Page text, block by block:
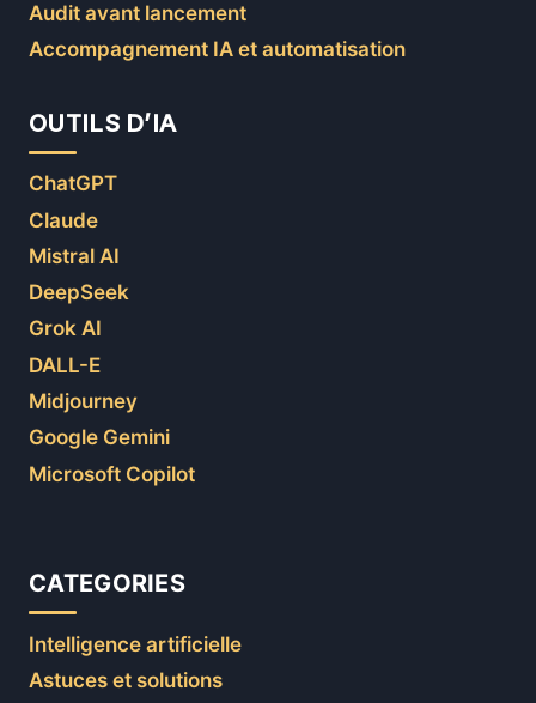
Audit avant lancement
Accompagnement IA et automatisation
OUTILS D’IA
ChatGPT
Claude
Mistral AI
DeepSeek
Grok AI
DALL-E
Midjourney
Google Gemini
Microsoft Copilot
CATEGORIES
Intelligence artificielle
Astuces et solutions